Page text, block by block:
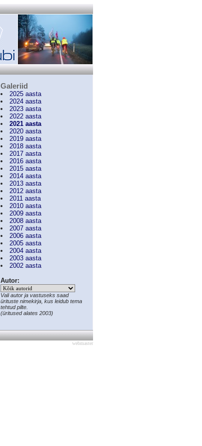
Galeriid
2025 aasta
2024 aasta
2023 aasta
2022 aasta
2021 aasta
2020 aasta
2019 aasta
2018 aasta
2017 aasta
2016 aasta
2015 aasta
2014 aasta
2013 aasta
2012 aasta
2011 aasta
2010 aasta
2009 aasta
2008 aasta
2007 aasta
2006 aasta
2005 aasta
2004 aasta
2003 aasta
2002 aasta
Autor:
Vali autor ja vastuseks saad
ürituste nimekirja, kus leidub tema
tehtud pilte.
(üritused alates 2003)
webmaster